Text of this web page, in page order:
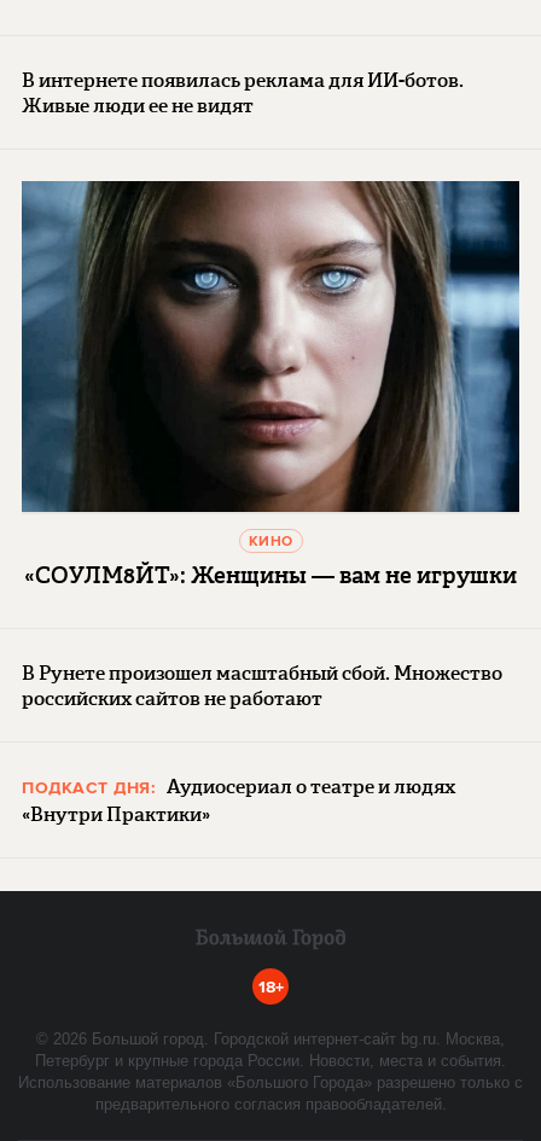
В интернете появилась реклама для ИИ-ботов.
Живые люди ее не видят
КИНО
«СОУЛМ8ЙТ»: Женщины — вам не игрушки
В Рунете произошел масштабный сбой. Множество
российских сайтов не работают
ПОДКАСТ ДНЯ: Аудиосериал о театре и людях
«Внутри Практики»
18+
© 2026 Большой город. Городской интернет-сайт bg.ru. Москва,
Петербург и крупные города России. Новости, места и события.
Использование материалов «Большого Города» разрешено только с
предварительного согласия правообладателей.